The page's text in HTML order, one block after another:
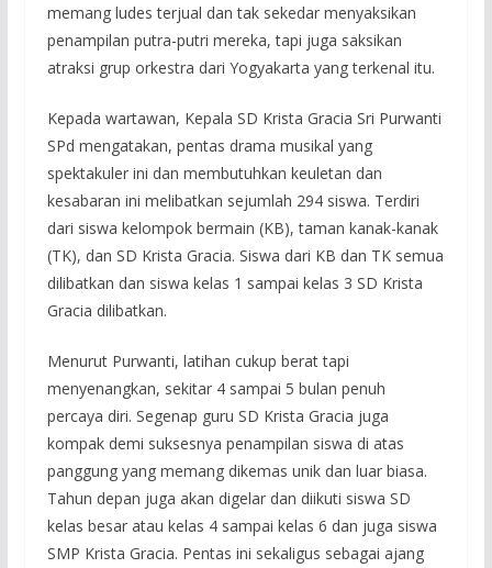
memang ludes terjual dan tak sekedar menyaksikan
penampilan putra-putri mereka, tapi juga saksikan
atraksi grup orkestra dari Yogyakarta yang terkenal itu.
Kepada wartawan, Kepala SD Krista Gracia Sri Purwanti
SPd mengatakan, pentas drama musikal yang
spektakuler ini dan membutuhkan keuletan dan
kesabaran ini melibatkan sejumlah 294 siswa. Terdiri
dari siswa kelompok bermain (KB), taman kanak-kanak
(TK), dan SD Krista Gracia. Siswa dari KB dan TK semua
dilibatkan dan siswa kelas 1 sampai kelas 3 SD Krista
Gracia dilibatkan.
Menurut Purwanti, latihan cukup berat tapi
menyenangkan, sekitar 4 sampai 5 bulan penuh
percaya diri. Segenap guru SD Krista Gracia juga
kompak demi suksesnya penampilan siswa di atas
panggung yang memang dikemas unik dan luar biasa.
Tahun depan juga akan digelar dan diikuti siswa SD
kelas besar atau kelas 4 sampai kelas 6 dan juga siswa
SMP Krista Gracia. Pentas ini sekaligus sebagai ajang